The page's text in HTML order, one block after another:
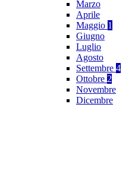
Marzo
Aprile
Maggio 1
Giugno
Luglio
Agosto
Settembre 4
Ottobre 2
Novembre
Dicembre